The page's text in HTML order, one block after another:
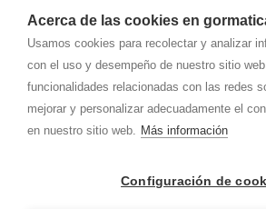
Acerca de las cookies en
Usamos cookies para recolectar y analizar
con el uso y desempeño de nuestro sitio
funcionalidades relacionadas con las redes
mejorar y personalizar adecuadamente el
en nuestro sitio web. Más información
Configuración de
Tiendas online
975.368.262